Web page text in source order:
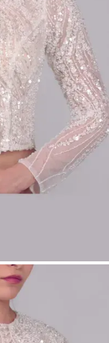
, Glitzer- und
Tüll
Schnitt
Bridalwear
Brautoberteil |